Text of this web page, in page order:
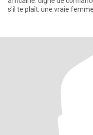
s'il te plaît. une vraie